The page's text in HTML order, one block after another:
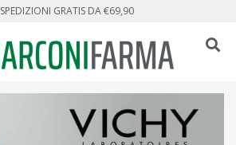
SPEDIZIONI GRATIS DA €69,90